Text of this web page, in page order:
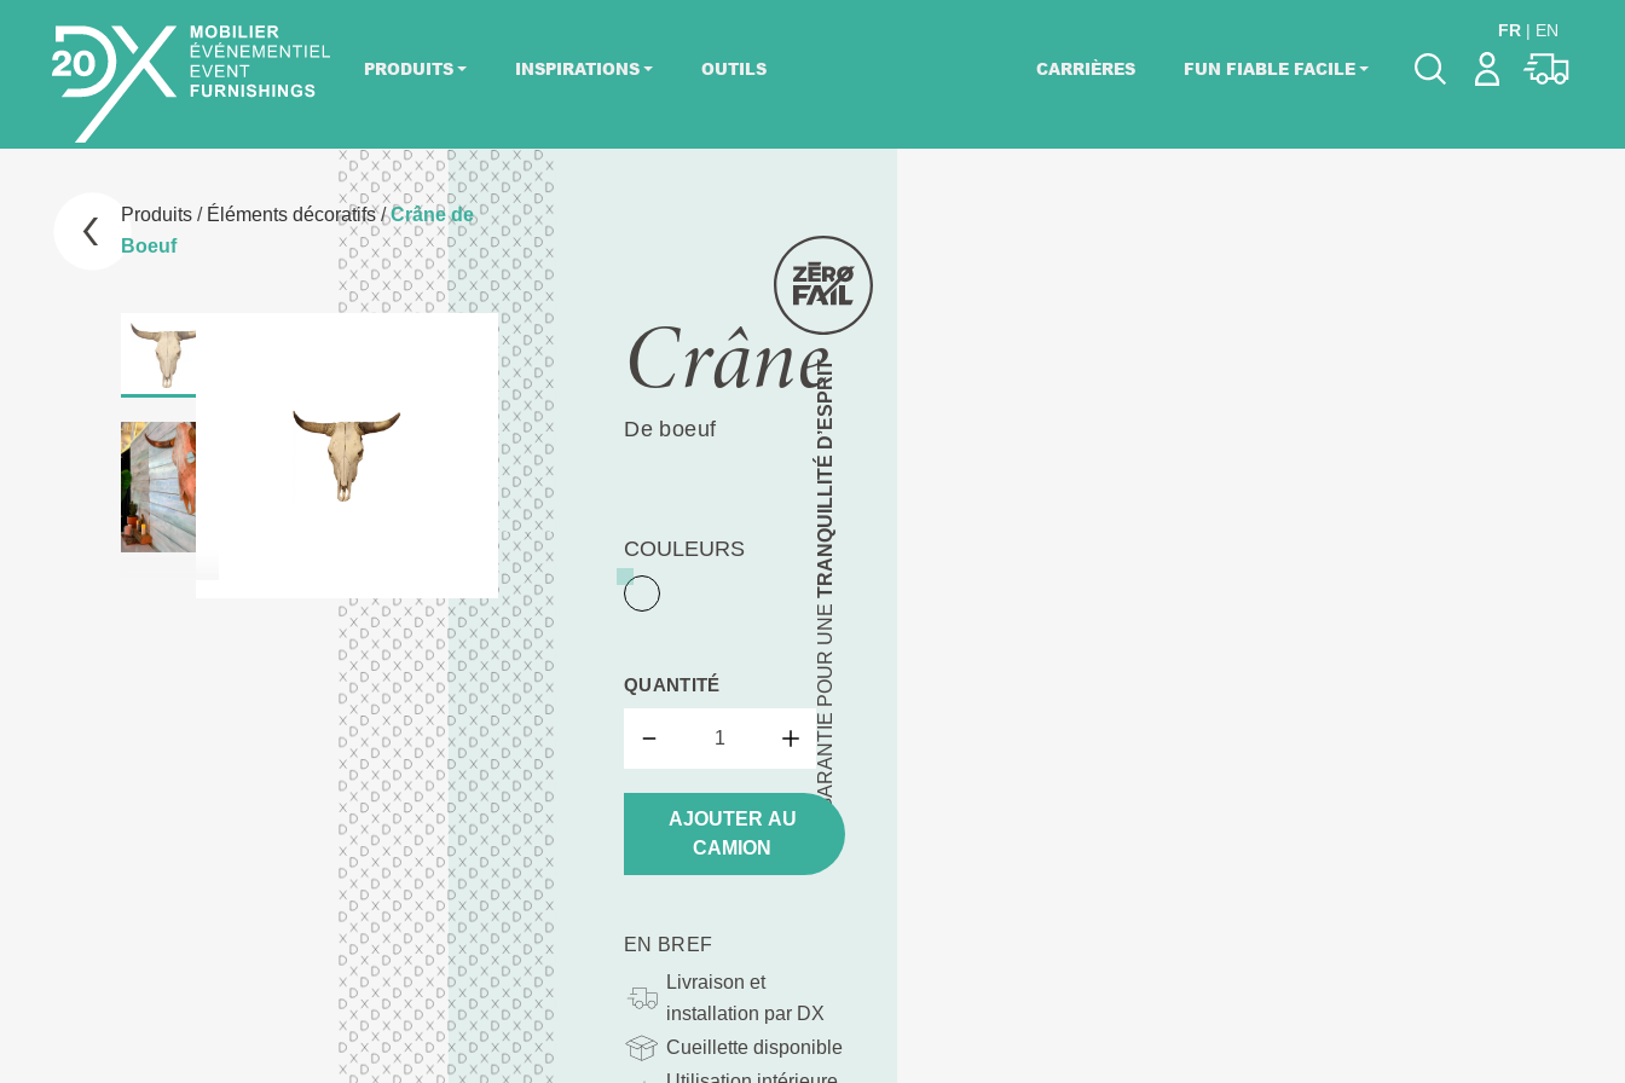
PRODUITS INSPIRATIONS OUTILS CARRIÈRES FUN FIABLE FACILE
FR| EN
Produits/ Éléments décoratifs/Crâne de
Boeuf
TA GARANTIE POUR UNE
TRANQUILLITÉ D’ESPRIT
Crâne
De boeuf
COULEURS
QUANTITÉ
AJOUTER AU
CAMION
EN BREF
Livraison et
installation par DX
Cueillette disponible